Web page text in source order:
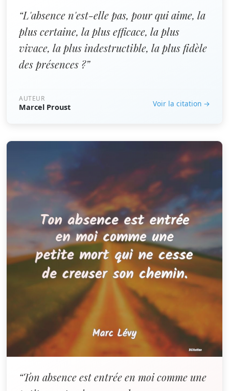
“L'absence n'est-elle pas, pour qui aime, la
plus certaine, la plus efficace, la plus
vivace, la plus indestructible, la plus fidèle
des présences ?”
AUTEUR
Marcel Proust Voir la citation →
“Ton absence est entrée en moi comme une